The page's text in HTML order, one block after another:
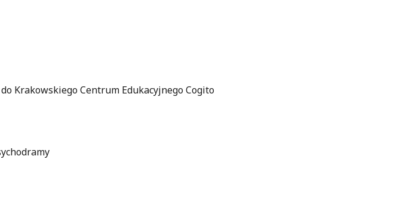
Krakowskiego Centrum Edukacyjnego Cogito